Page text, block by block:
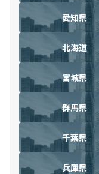
愛知県
北海道
宮城県
群馬県
千葉県
兵庫県